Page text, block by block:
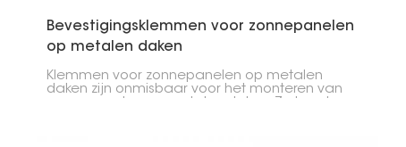
Bevestigingsklemmen voor zonnepanelen
op metalen daken
Klemmen voor zonnepanelen op metalen
daken zijn onmisbaar voor het monteren van